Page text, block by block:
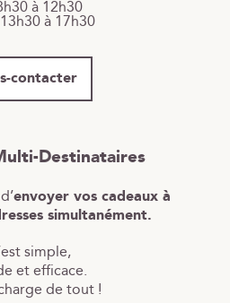
à 12h30
à 17h30
contacter
Destinataires
envoyer vos cadeaux à
simultanément.
simple,
et efficace.
de tout !